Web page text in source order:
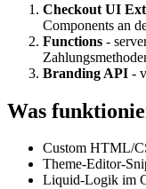
Checkout UI
Components an
Functions -
Branding API -
Was
Custom HTML/
Theme-Editor-
Liquid-Logik im